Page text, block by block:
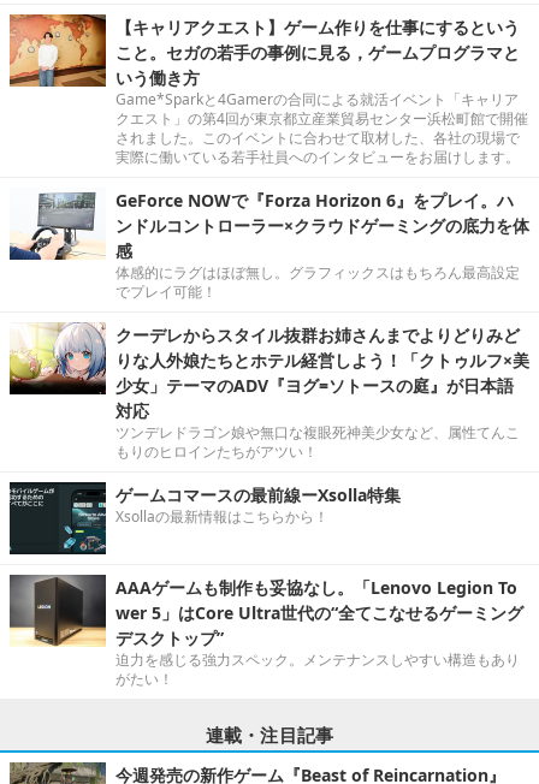
【キャリアクエスト】ゲーム作りを仕事にするという
こと。セガの若手の事例に見る，ゲームプログラマと
いう働き方
Game*Sparkと4Gamerの合同による就活イベント「キャリア
クエスト」の第4回が東京都立産業貿易センター浜松町館で開催
されました。このイベントに合わせて取材した、各社の現場で
実際に働いている若手社員へのインタビューをお届けします。
GeForce NOWで『Forza Horizon 6』をプレイ。ハ
ンドルコントローラー×クラウドゲーミングの底力を体
感
体感的にラグはほぼ無し。グラフィックスはもちろん最高設定
でプレイ可能！
クーデレからスタイル抜群お姉さんまでよりどりみど
りな人外娘たちとホテル経営しよう！「クトゥルフ×美
少女」テーマのADV『ヨグ=ソトースの庭』が日本語
対応
ツンデレドラゴン娘や無口な複眼死神美少女など、属性てんこ
もりのヒロインたちがアツい！
ゲームコマースの最前線ーXsolla特集
Xsollaの最新情報はこちらから！
AAAゲームも制作も妥協なし。「Lenovo Legion To
wer 5」はCore Ultra世代の“全てこなせるゲーミング
デスクトップ”
迫力を感じる強力スペック。メンテナンスしやすい構造もあり
がたい！
連載・注目記事
今週発売の新作ゲーム『Beast of Reincarnation』